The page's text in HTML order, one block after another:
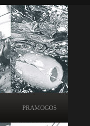
PRAMOGOS